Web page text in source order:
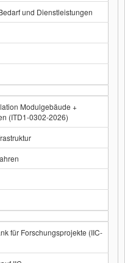
und Dienstleistungen
Modulgebäude +
(ITD1-0302-2026)
für Forschungsprojekte (IIC-